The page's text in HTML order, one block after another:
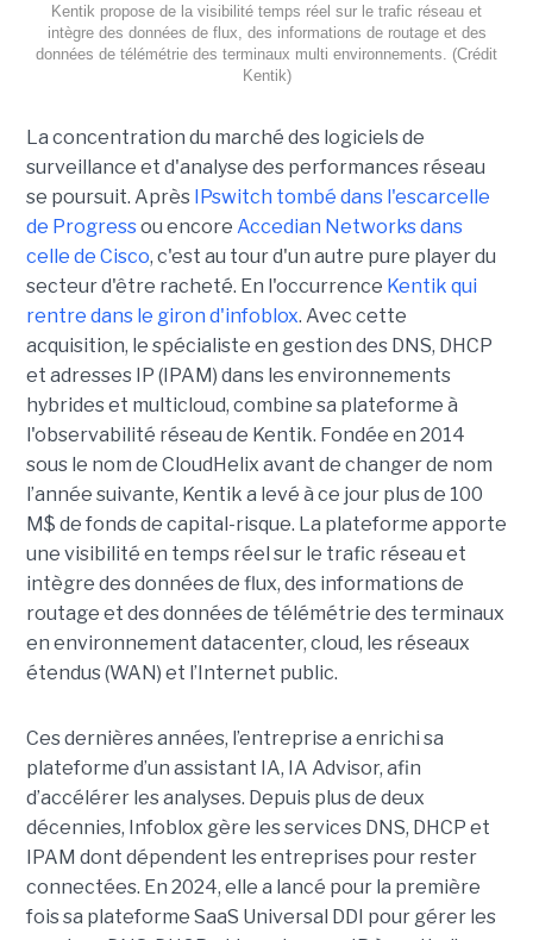
Kentik propose de la visibilité temps réel sur le trafic réseau et
intègre des données de flux, des informations de routage et des
données de télémétrie des terminaux multi environnements. (Crédit
Kentik)
La concentration du marché des logiciels de
surveillance et d'analyse des performances réseau
se poursuit. Après IPswitch tombé dans l'escarcelle
de Progressou encore Accedian Networks dans
celle de Cisco, c'est au tour d'un autre pure player du
secteur d'être racheté. En l'occurrence Kentik qui
rentre dans le giron d'infoblox. Avec cette
acquisition, le spécialiste en gestion des DNS, DHCP
et adresses IP (IPAM) dans les environnements
hybrides et multicloud, combine sa plateforme à
l'observabilité réseau de Kentik. Fondée en 2014
sous le nom de CloudHelix avant de changer de nom
l’année suivante, Kentik a levé à ce jour plus de 100
M$ de fonds de capital-risque. La plateforme apporte
une visibilité en temps réel sur le trafic réseau et
intègre des données de flux, des informations de
routage et des données de télémétrie des terminaux
en environnement datacenter, cloud, les réseaux
étendus (WAN) et l’Internet public.
Ces dernières années, l’entreprise a enrichi sa
plateforme d’un assistant IA, IA Advisor, afin
d’accélérer les analyses. Depuis plus de deux
décennies, Infoblox gère les services DNS, DHCP et
IPAM dont dépendent les entreprises pour rester
connectées. En 2024, elle a lancé pour la première
fois sa plateforme SaaS Universal DDI pour gérer les